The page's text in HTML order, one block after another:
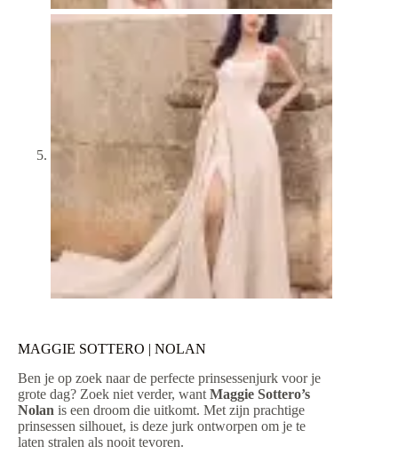
MAGGIE SOTTERO | NOLAN
Ben je op zoek naar de perfecte prinsessenjurk voor je
grote dag? Zoek niet verder, want Maggie Sottero’s
Nolan is een droom die uitkomt. Met zijn prachtige
prinsessen silhouet, is deze jurk ontworpen om je te
laten stralen als nooit tevoren.